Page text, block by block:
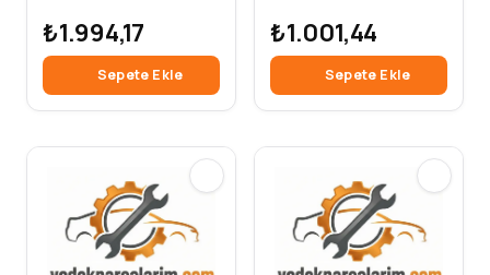
09
₺1.994,17
Sepete Ekle
₺1.001,44
Sepete Ekle